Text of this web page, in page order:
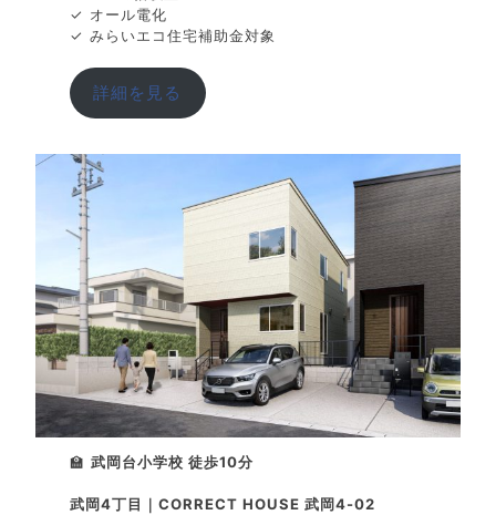
✓ オール電化
✓ みらいエコ住宅補助金対象
詳細を見る
🏫 武岡台小学校 徒歩10分
武岡4丁目｜CORRECT HOUSE 武岡4-02